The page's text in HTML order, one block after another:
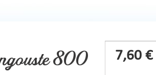
800
7,60 €